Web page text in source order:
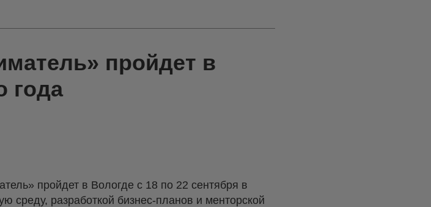
пройдет в
года
пройдет в Вологде с 18 по 22 сентября в
среду, разработкой бизнес-планов и менторской